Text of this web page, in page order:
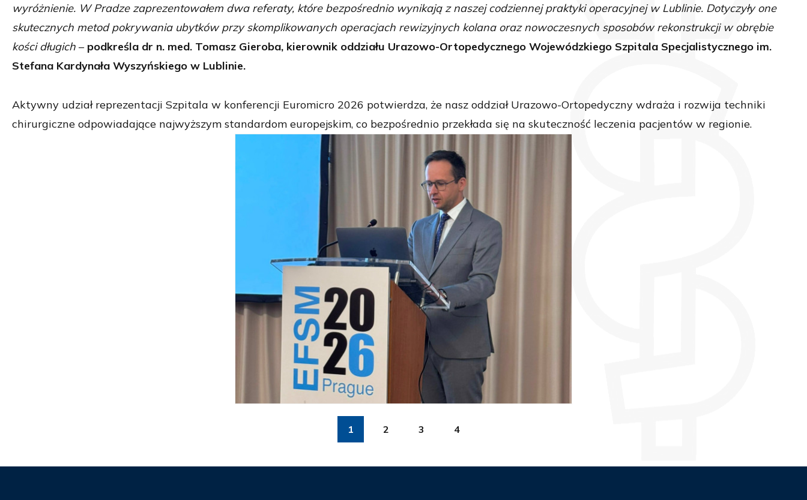
wyróżnienie. W Pradze zaprezentowałem dwa referaty, które bezpośrednio wynikają z naszej codziennej praktyki operacyjnej w Lublinie. Dotyczyły one
skutecznych metod pokrywania ubytków przy skomplikowanych operacjach rewizyjnych kolana oraz nowoczesnych sposobów rekonstrukcji w obrębie
kości długich – podkreśla dr n. med. Tomasz Gieroba, kierownik oddziału Urazowo-Ortopedycznego Wojewódzkiego Szpitala Specjalistycznego im.
Stefana Kardynała Wyszyńskiego w Lublinie.
Aktywny udział reprezentacji Szpitala w konferencji Euromicro 2026 potwierdza, że nasz oddział Urazowo-Ortopedyczny wdraża i rozwija techniki
chirurgiczne odpowiadające najwyższym standardom europejskim, co bezpośrednio przekłada się na skuteczność leczenia pacjentów w regionie.
1 2 3 4